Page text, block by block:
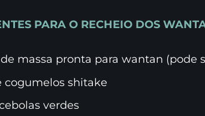
PARA O RECHEIO DOS
massa pronta para wantan (pode
cogumelos shitake
verdes